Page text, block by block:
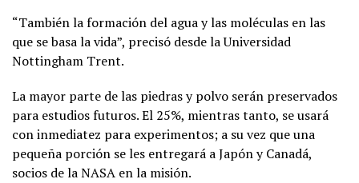
“También la formación del agua y las moléculas en las
que se basa la vida”, precisó desde la Universidad
Nottingham Trent.
La mayor parte de las piedras y polvo serán preservados
para estudios futuros. El 25%, mientras tanto, se usará
con inmediatez para experimentos; a su vez que una
pequeña porción se les entregará a Japón y Canadá,
socios de la NASA en la misión.